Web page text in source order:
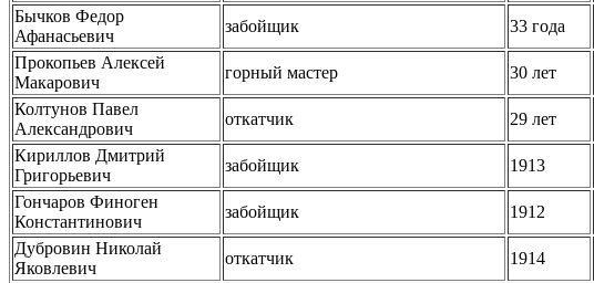
Бычков Федор
Афанасьевич
забойщик 33 года
Прокопьев Алексей
Макарович
горный мастер 30 лет
Колтунов Павел
Александрович
откатчик 29 лет
Кириллов Дмитрий
Григорьевич
забойщик 1913
Гончаров Финоген
Константинович
забойщик 1912
Дубровин Николай
Яковлевич
откатчик 1914